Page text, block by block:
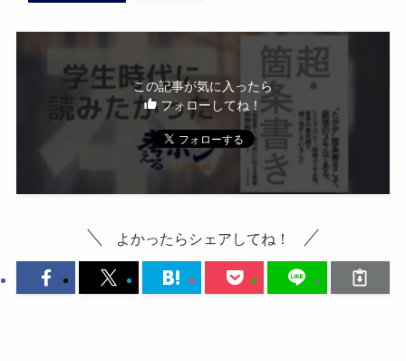
この記事が気に入ったら
フォローしてね！
よかったらシェアしてね！